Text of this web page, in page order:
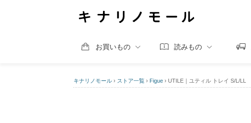
お買いもの 読みもの
キナリノモール › ストア一覧 › Figue › UTILE｜ユティル トレイ S/L/LL